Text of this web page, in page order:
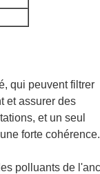
qui peuvent filtrer
et assurer des
et un seul
forte cohérence.
polluants de